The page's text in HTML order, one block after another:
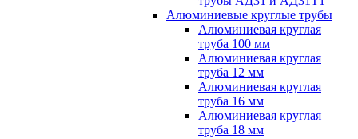
Алюминиевые круглые трубы
Алюминиевая круглая
труба 100 мм
Алюминиевая круглая
труба 12 мм
Алюминиевая круглая
труба 16 мм
Алюминиевая круглая
труба 18 мм